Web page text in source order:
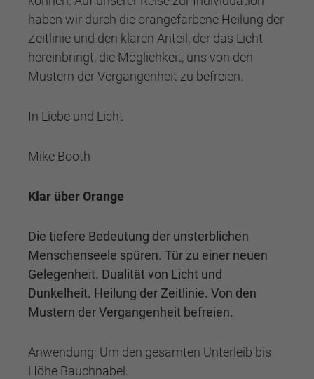
haben wir durch die orangefarbene Heilung der
Zeitlinie und den klaren Anteil, der das Licht
hereinbringt, die Möglichkeit, uns von den
Mustern der Vergangenheit zu befreien.
In Liebe und Licht
Mike Booth
Klar über Orange
Die tiefere Bedeutung der unsterblichen
Menschenseele spüren. Tür zu einer neuen
Gelegenheit. Dualität von Licht und
Dunkelheit. Heilung der Zeitlinie. Von den
Mustern der Vergangenheit befreien.
Anwendung: Um den gesamten Unterleib bis
Höhe Bauchnabel.